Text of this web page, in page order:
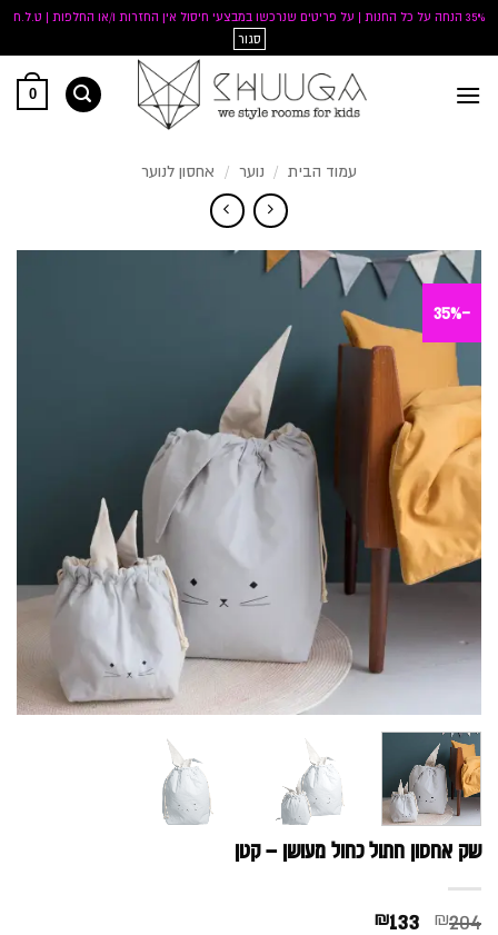
35% הנחה על כל החנות | על פריטים שנרכשו במבצעי חיסול אין החזרות ו/או החלפות | ט.ל.ח
סגור
0
עמוד הבית / נוער / אחסון לנוער
-35%
שק אחסון חתול כחול מעושן – קטן
₪204
המחיר
₪133